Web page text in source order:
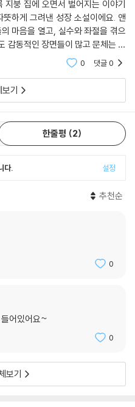
붕 집에 오면서 벌어지는 이야기
하게 그려낸 성장 소설이에요. 앤
마음을 열고, 실수와 좌절을 겪으
감동적인 장면들이 많고 문체는 풍
는 문장들이 인상 깊어요.
0 댓글0
기
한줄평 2
다. 설정
추천순
0
어있어요~
0
보기